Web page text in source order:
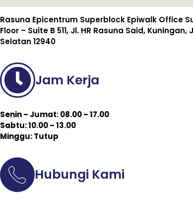
Rasuna Epicentrum Superblock Epiwalk Office
Floor – Suite B 511, Jl. HR Rasuna Said,
Selatan 12940
Jam Kerja
Senin – Jumat: 08.00 – 17.00
Sabtu: 10.00 – 13.00
Minggu: Tutup
Hubungi Kami